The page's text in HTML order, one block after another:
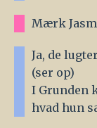
Mærk
Ja, de
(ser op)
I Grunden
hvad hun